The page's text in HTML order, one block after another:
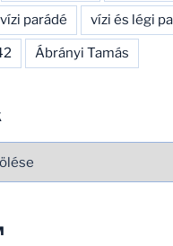
vízi parádé vízi és légi
Ábrányi Tamás